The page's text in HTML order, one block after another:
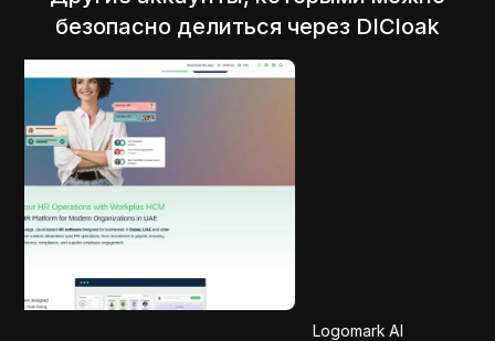
безопасно делиться через DICloak